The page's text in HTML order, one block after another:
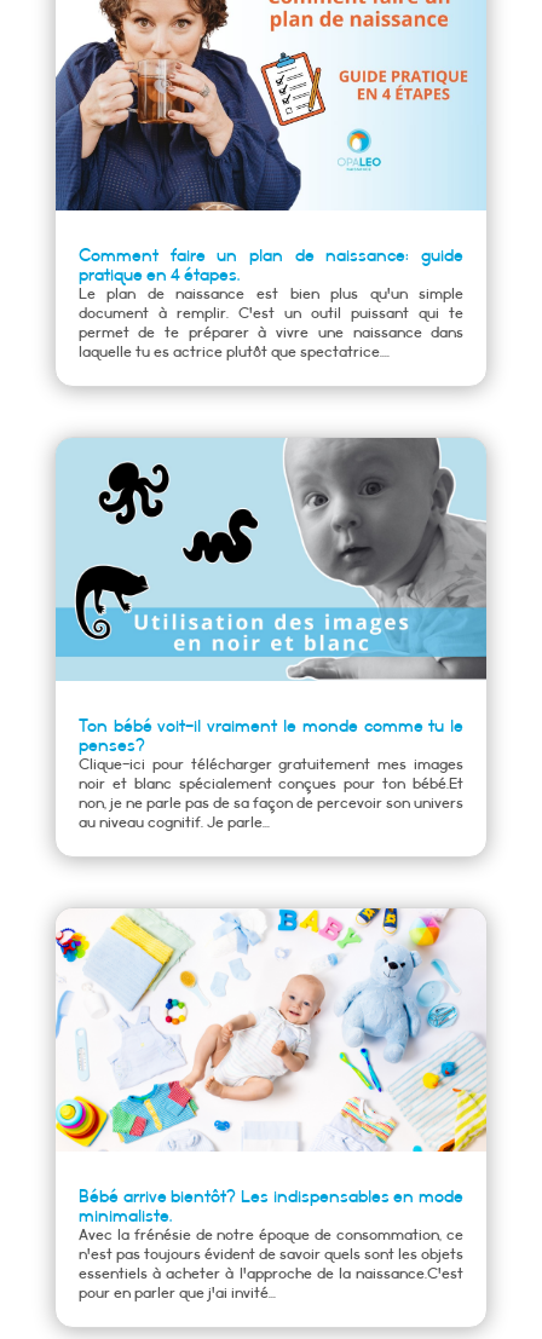
Comment faire un plan de naissance: guide
pratique en 4 étapes.
Le plan de naissance est bien plus qu'un simple
document à remplir. C'est un outil puissant qui te
permet de te préparer à vivre une naissance dans
laquelle tu es actrice plutôt que spectatrice....
Ton bébé voit-il vraiment le monde comme tu le
penses?
Clique-ici pour télécharger gratuitement mes images
noir et blanc spécialement conçues pour ton bébé.Et
non, je ne parle pas de sa façon de percevoir son univers
au niveau cognitif. Je parle...
Bébé arrive bientôt? Les indispensables en mode
minimaliste.
Avec la frénésie de notre époque de consommation, ce
n'est pas toujours évident de savoir quels sont les objets
essentiels à acheter à l'approche de la naissance.C'est
pour en parler que j'ai invité...